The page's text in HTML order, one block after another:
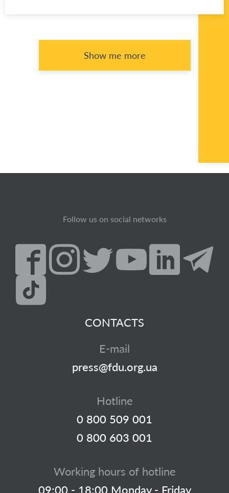
Show me more
Follow us on social networks
CONTACTS
E-mail
press@fdu.org.ua
Hotline
0 800 509 001
0 800 603 001
Working hours of hotline
09:00 - 18:00 Monday - Friday